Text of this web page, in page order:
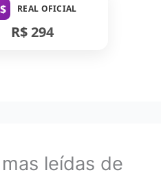
REAL OFICIAL
R$ 294
leídas de